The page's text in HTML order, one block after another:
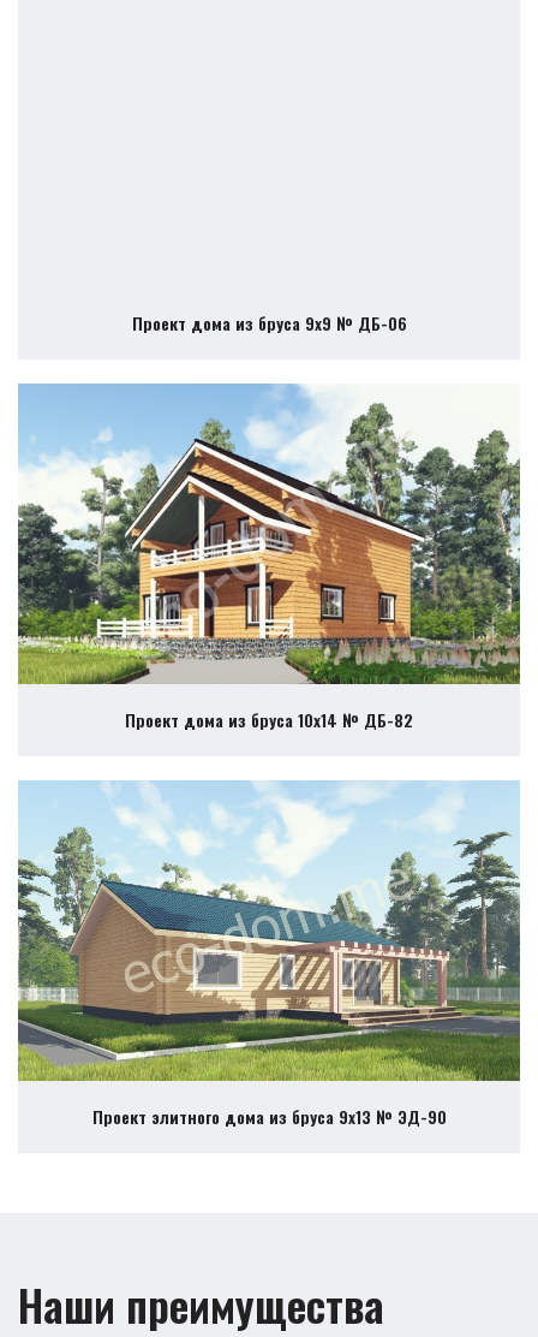
Проект дома из бруса 9х9 № ДБ-06
Проект дома из бруса 10х14 № ДБ-82
Проект элитного дома из бруса 9х13 № ЭД-90
Наши преимущества